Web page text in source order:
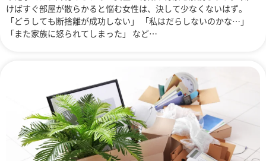
けばすぐ部屋が散らかると悩む女性は、決して少なくないはず。
「どうしても断捨離が成功しない」 「私はだらしないのかな…」
「また家族に怒られてしまった」 など…